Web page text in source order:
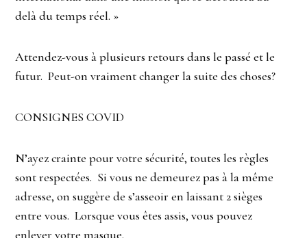
delà du temps réel. »
Attendez-vous à plusieurs retours dans le passé et le
futur. Peut-on vraiment changer la suite des choses?
CONSIGNES COVID
N’ayez crainte pour votre sécurité, toutes les règles
sont respectées. Si vous ne demeurez pas à la même
adresse, on suggère de s’asseoir en laissant 2 sièges
entre vous. Lorsque vous êtes assis, vous pouvez
enlever votre masque.